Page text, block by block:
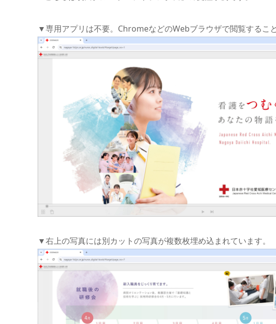
▼専用アプリは不要。ChromeなどのWebブラウザで閲覧すること
▼右上の写真には別カットの写真が複数枚埋め込まれています。